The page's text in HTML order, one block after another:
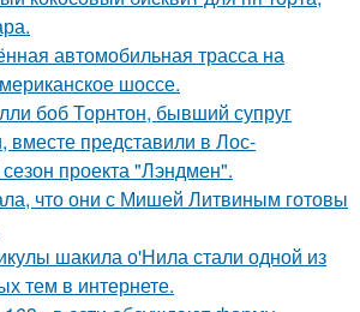
автомобильная трасса на
шоссе.
боб Торнтон, бывший супруг
представили в Лос-
проекта "Лэндмен".
что они с Мишей Литвиным готовы
шакила о'Нила стали одной из
тем в интернете.